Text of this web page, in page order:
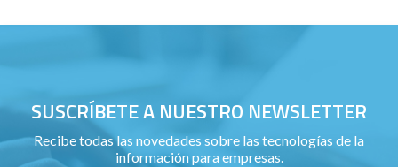
SUSCRÍBETE A NUESTRO NEWSLETTER
Recibe todas las novedades sobre las tecnologías de la
información para empresas.